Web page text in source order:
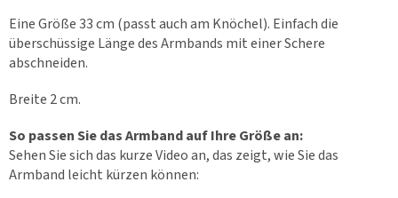
Eine Größe 33 cm (passt auch am Knöchel). Einfach die
überschüssige Länge des Armbands mit einer Schere
abschneiden.
Breite 2 cm.
So passen Sie das Armband auf Ihre Größe an:
Sehen Sie sich das kurze Video an, das zeigt, wie Sie das
Armband leicht kürzen können: